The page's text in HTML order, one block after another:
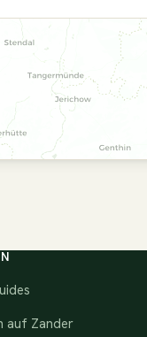
auf Zander